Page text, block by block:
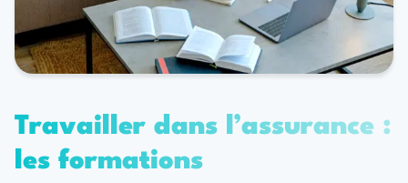
Travailler dans l’assurance :
les formations